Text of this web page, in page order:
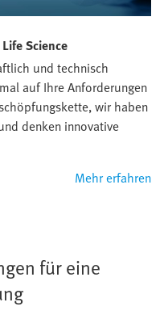
Science
und technisch
auf Ihre Anforderungen
wir haben
denken innovative
Mehr erfahren
für eine